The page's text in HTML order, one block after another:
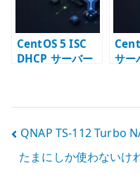
CentOS 5 ISC
DHCP サーバー
配布設定
サー
投
稿
QNAP TS-112 Turbo
たまにしか使わないけ